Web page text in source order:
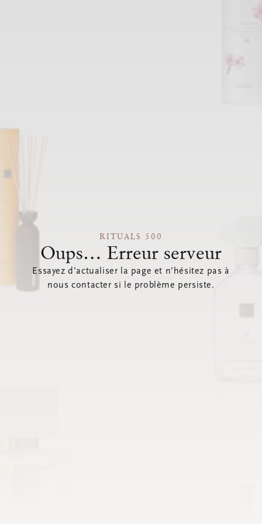
RITUALS 500
Oups… Erreur serveur
Essayez d’actualiser la page et n’hésitez pas à
nous contacter si le problème persiste.